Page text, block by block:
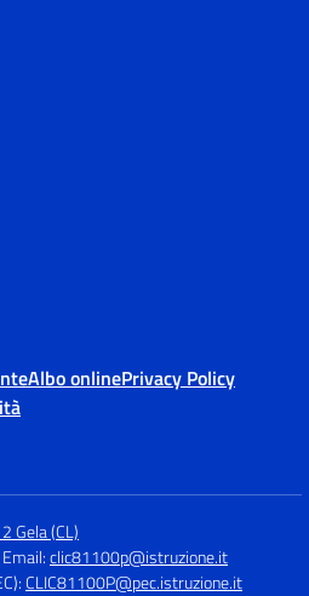
Albo onlinePrivacy Policy
Gela (CL)
Email:clic81100p@istruzione.it
CLIC81100P@pec.istruzione.it